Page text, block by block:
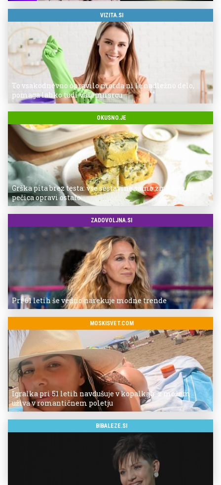
VIZITA.SI
To vsakodnevno opravilo morda ni le nadležno delo,
pomaga lahko tudi vašemu srcu
OKUSNO.JE
Grška pita brez testa: vse sestavine samo zmešate in
pečica opravi ostalo
ZADOVOLJNA.SI
Pri 61 letih še vedno narekuje modne trende
MOSKISVET.COM
Igralka pri 51 letih navdušuje v kopalkah: z možem
uživa v romantičnem poletju
BIBALEZE.SI